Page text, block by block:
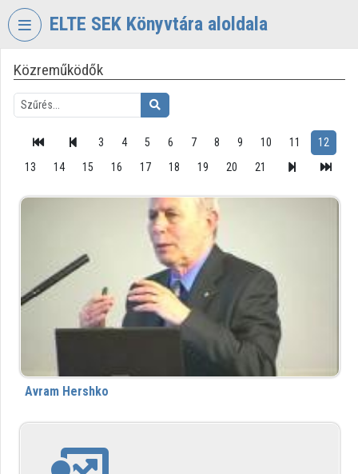
Fejléc kihagyása
ELTE SEK Könyvtára aloldala
VIDEOTORIUM
ELTE
EKL
KÖNYVTÁR
LEVÉLTÁR
Bejelentkezés
Intézményi felfedezés
Kategóriák
Intézményi listák
Közreműködők
3 4 5 6 7 8 9 10 11
12
13
14 15 16 17 18 19 20 21
Avram Hershko